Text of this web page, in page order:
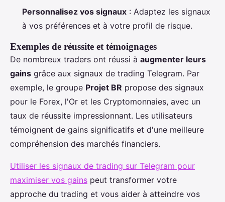
Personnalisez vos signaux : Adaptez les signaux
à vos préférences et à votre profil de risque.
Exemples de réussite et témoignages
De nombreux traders ont réussi à augmenter leurs
gains grâce aux signaux de trading Telegram. Par
exemple, le groupe Projet BR propose des signaux
pour le Forex, l'Or et les Cryptomonnaies, avec un
taux de réussite impressionnant. Les utilisateurs
témoignent de gains significatifs et d'une meilleure
compréhension des marchés financiers.
Utiliser les signaux de trading sur Telegram pour
maximiser vos gains peut transformer votre
approche du trading et vous aider à atteindre vos